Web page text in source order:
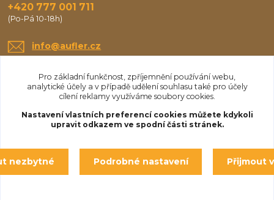
+420 777 001 711
(Po-Pá 10-18h)
info@aufler.cz
© Aufler 2025
Pro základní funkčnost, zpříjemnění používání webu,
analytické účely a v případě udělení souhlasu také pro účely
cílení reklamy využíváme soubory cookies.
Nastavení vlastních preferencí cookies můžete kdykoli
upravit odkazem ve spodní části stránek.
nezbytné Podrobné nastavení Přijmout